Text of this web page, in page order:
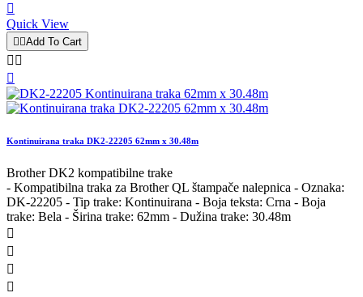

Quick View
 Add To Cart
 

Kontinuirana traka DK2-22205 62mm x 30.48m
Brother DK2 kompatibilne trake
- Kompatibilna traka za Brother QL štampače nalepnica - Oznaka:
DK-22205 - Tip trake: Kontinuirana - Boja teksta: Crna - Boja
trake: Bela - Širina trake: 62mm - Dužina trake: 30.48m



